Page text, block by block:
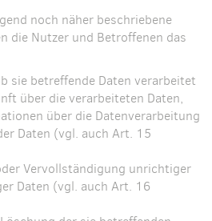
noch näher beschriebene
die Nutzer und Betroffenen das
sie betreffende Daten verarbeitet
über die verarbeiteten Daten,
über die Datenverarbeitung
Daten (vgl. auch Art. 15
Vervollständigung unrichtiger
Daten (vgl. auch Art. 16